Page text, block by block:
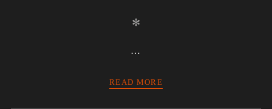
✻
…
READ MORE